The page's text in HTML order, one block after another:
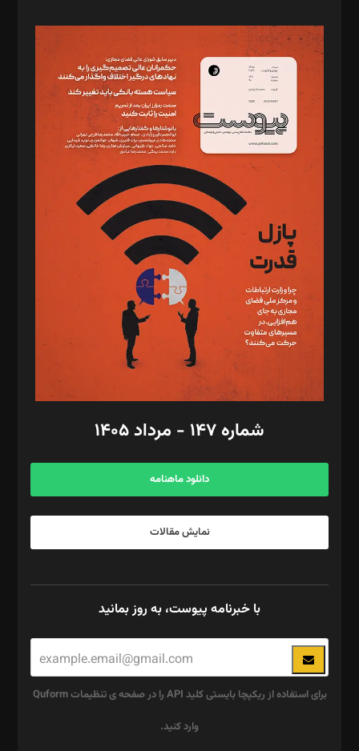
مدیر مسئول: محمدباقر اثنی‌عشری
سردبیر: مهرک محمودی
دبیر تحریریه: میثم قاسمی
د‌بیر ناداستان: سمانه سمیع
د‌بیر خدمت و تجارت: ابوالفضل رجبی
د‌بیر حقوق فناوری: حسام‌الدین ایپکچی
د‌بیر پیوست جهان: مینا پاکدل
د‌بیر تحریریه آنلاین: بابک نقاش
تحریریه‌: مجتبی محمود‌ی، آرش برهمند، یسنا امان‌پور، سروش کرمیان،
مصطفی مسجدی آرانی، ابوالفضل رجبی، زهرا فکرانه، فائزه فتحی
رستمی،مصطفی باستان
ویرایش: نگار استاد‌‌آقا
طراح یونیفرم: مجید توکلی
فیلمبرداری و عکاسی: امیر شفیعی، مانی لطفی زاده
گرافیک و صفحه‌آرایی: سید‌سبحان‌علی ثابت
مد‌یر توسعه تجاری: کامبیز برید‌
امور مالی: شاپور رهبری، محمد‌ کاظمی‌نیا
آگهی و مشترکین: ۰۹۱۹۹۹۹۰۴۵۴
شماره ۱۴۷ - مرداد ۱۴۰۵
دانلود ماهنامه
نمایش مقالات
با خبرنامه پیوست، به روز بمانید
برای استفاده از ریکپچا بایستی کلید API را در صفحه ی تنظیمات Quform
وارد کنید.